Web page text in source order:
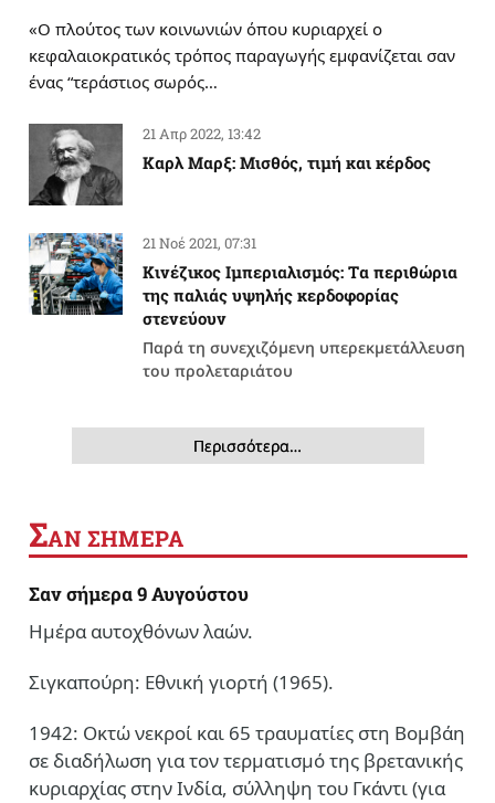
«Ο πλούτος των κοινωνιών όπου κυριαρχεί ο
κεφαλαιοκρατικός τρόπος παραγωγής εμφανίζεται σαν
ένας “τεράστιος σωρός…
21 Απρ 2022, 13:42
Καρλ Μαρξ: Μισθός, τιμή και κέρδος
21 Νοέ 2021, 07:31
Κινέζικος Ιμπεριαλισμός: Tα περιθώρια
της παλιάς υψηλής κερδοφορίας
στενεύουν
Παρά τη συνεχιζόμενη υπερεκμετάλλευση
του προλεταριάτου
Περισσότερα…
ΣΑΝ ΣΗΜΕΡΑ
Σαν σήμερα 9 Αυγούστου
Ημέρα αυτοχθόνων λαών.
Σιγκαπούρη: Εθνική γιορτή (1965).
1942: Οκτώ νεκροί και 65 τραυματίες στη Βομβάη
σε διαδήλωση για τον τερματισμό της βρετανικής
κυριαρχίας στην Ινδία, σύλληψη του Γκάντι (για